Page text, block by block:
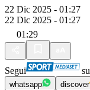
22 Dic 2025 - 01:27
22 Dic 2025 - 01:27
01:29
Segui su
whatsapp discover